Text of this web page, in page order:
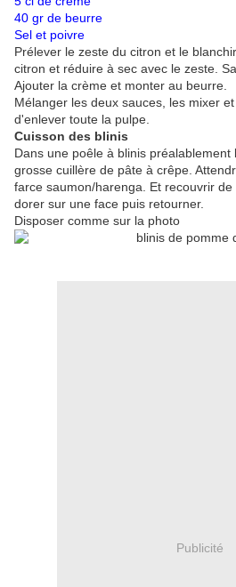
40 gr de beurre
Sel et poivre
Prélever le zeste du citron et le
citron et réduire à sec avec le zeste.
Ajouter la crème et monter au beurre.
Mélanger les deux sauces, les mixer
d'enlever toute la pulpe.
Cuisson des blinis
Dans une poêle à blinis
grosse cuillère de pâte à crêpe.
farce saumon/harenga. Et recouvrir
dorer sur une face puis retourner.
Disposer comme sur la photo
Publicité